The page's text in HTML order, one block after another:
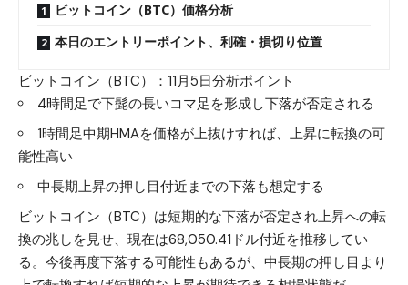
ビットコイン（BTC）価格分析
本日のエントリーポイント、利確・損切り位置
ビットコイン（BTC）：11月5日分析ポイント
4時間足で下髭の長いコマ足を形成し下落が否定される
1時間足中期HMAを価格が上抜けすれば、上昇に転換の可
能性高い
中長期上昇の押し目付近までの下落も想定する
ビットコイン（BTC）は短期的な下落が否定され上昇への転
換の兆しを見せ、現在は68,050.41ドル付近を推移してい
る。今後再度下落する可能性もあるが、中長期の押し目より